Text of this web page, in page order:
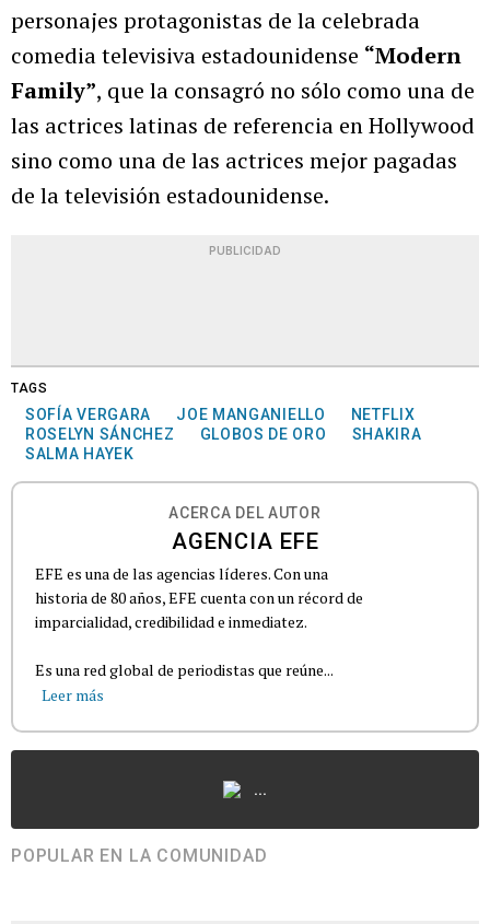
personajes protagonistas de la celebrada
comedia televisiva estadounidense “Modern
Family”, que la consagró no sólo como una de
las actrices latinas de referencia en Hollywood
sino como una de las actrices mejor pagadas
de la televisión estadounidense.
PUBLICIDAD
TAGS
SOFÍA VERGARA JOE MANGANIELLO
NETFLIX
ROSELYN SÁNCHEZ
GLOBOS DE ORO
SHAKIRA
SALMA HAYEK
ACERCA DEL AUTOR
AGENCIA EFE
EFE es una de las agencias líderes. Con una
historia de 80 años, EFE cuenta con un récord de
imparcialidad, credibilidad e inmediatez.
Es una red global de periodistas que reúne...
Leer más
...
POPULAR EN LA COMUNIDAD